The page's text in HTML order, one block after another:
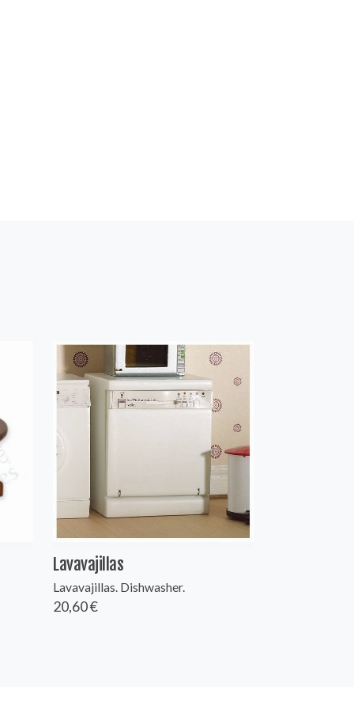
Lavavajillas
Lavavajillas. Dishwasher.
20,60 €